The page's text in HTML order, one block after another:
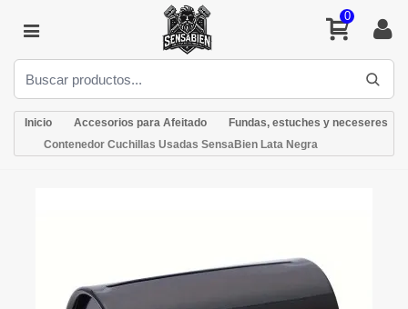
0
Inicio Accesorios para Afeitado
Fundas, estuches y neceseres
Contenedor Cuchillas Usadas SensaBien Lata Negra